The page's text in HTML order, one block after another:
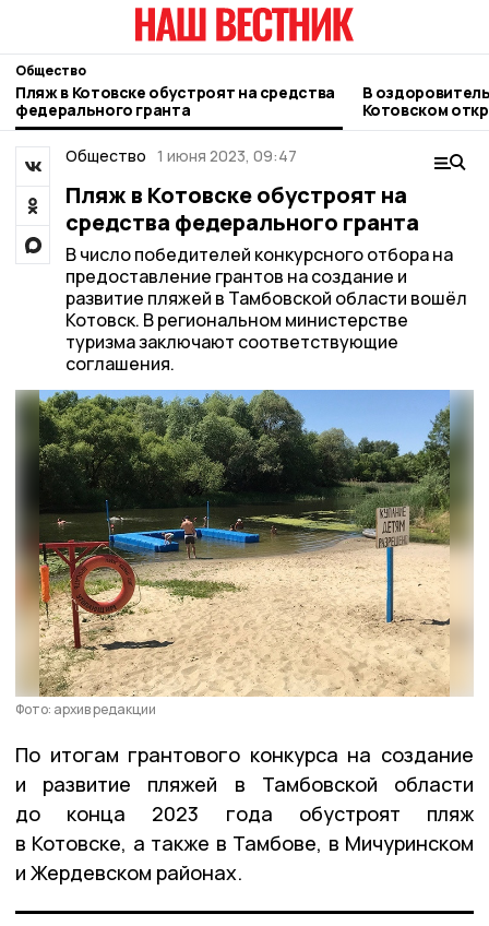
Общество
Пляж в Котовске обустроят на средства
федерального гранта
В
Котовском
Общество 1 июня 2023, 09:47
Пляж в Котовске обустроят на
средства федерального гранта
В число победителей конкурсного отбора на
предоставление грантов на создание и
развитие пляжей в Тамбовской области вошёл
Котовск. В региональном министерстве
туризма заключают соответствующие
соглашения.
Фото: архив редакции
По итогам грантового конкурса на создание
и развитие пляжей в Тамбовской области
до конца 2023 года обустроят пляж
в Котовске, а также в Тамбове, в Мичуринском
и Жердевском районах.